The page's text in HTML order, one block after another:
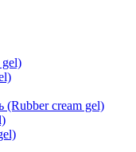
gel)
(Rubber cream gel)